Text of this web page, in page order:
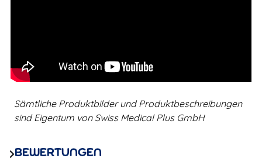
Sämtliche Produktbilder und Produktbeschreibungen
sind Eigentum von Swiss Medical Plus GmbH
BEWERTUNGEN